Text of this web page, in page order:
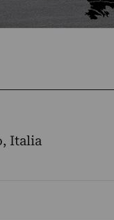
Italia